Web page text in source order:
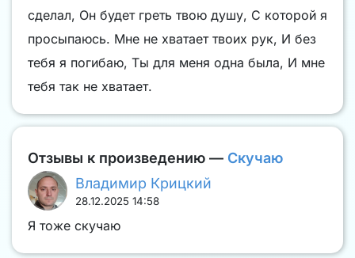
сделал, Он будет греть твою душу, С которой я
просыпаюсь. Мне не хватает твоих рук, И без
тебя я погибаю, Ты для меня одна была, И мне
тебя так не хватает.
Отзывы к произведению — Скучаю
Владимир Крицкий
28.12.2025 14:58
Я тоже скучаю